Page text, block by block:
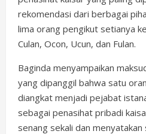
rekomendasi dari berbagai
lima orang pengikut setianya
Culan, Ocon, Ucun, dan Fulan.
Baginda menyampaikan
yang dipanggil bahwa satu
diangkat menjadi pejabat
sebagai penasihat pribadi
senang sekali dan